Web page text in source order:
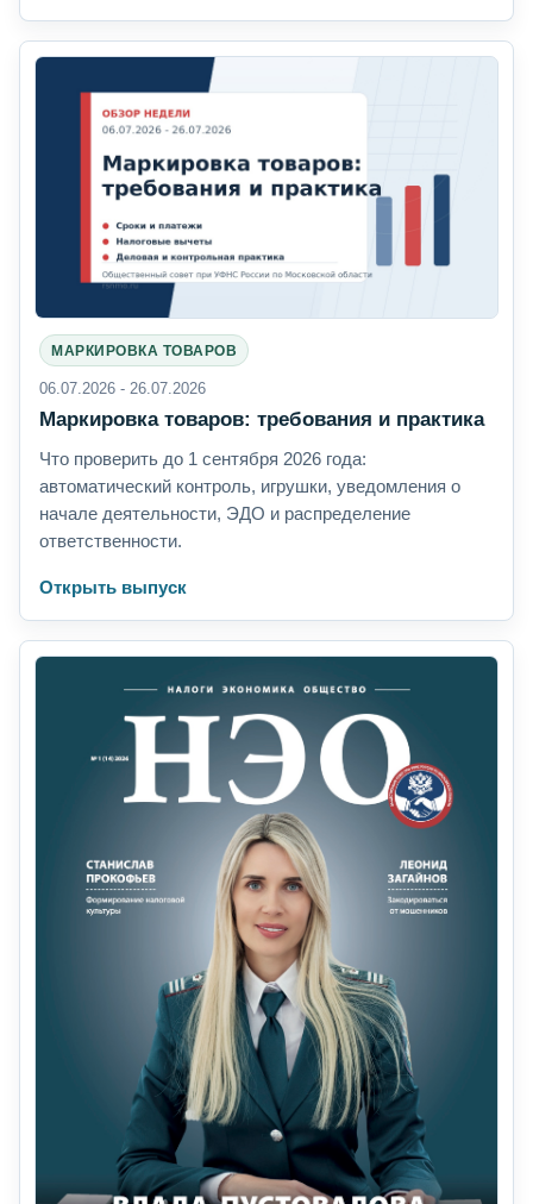
МАРКИРОВКА ТОВАРОВ
06.07.2026 - 26.07.2026
Маркировка товаров: требования и практика
Что проверить до 1 сентября 2026 года:
автоматический контроль, игрушки, уведомления о
начале деятельности, ЭДО и распределение
ответственности.
Открыть выпуск